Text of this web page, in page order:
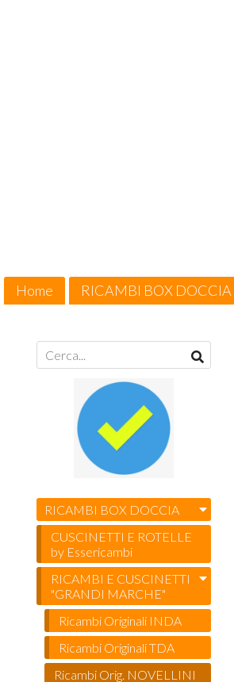
Home RICAMBI BOX DOCCIA
RICAMBI BOX DOCCIA
CUSCINETTI E ROTELLE
by Essericambi
RICAMBI E CUSCINETTI
"GRANDI MARCHE"
Ricambi Originali INDA
Ricambi Originali TDA
Ricambi Orig. NOVELLINI